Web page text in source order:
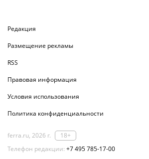
Редакция
Размещение рекламы
RSS
Правовая информация
Условия использования
Политика конфиденциальности
ferra.ru, 2026 г.
18+
Телефон редакции: +7 495 785-17-00